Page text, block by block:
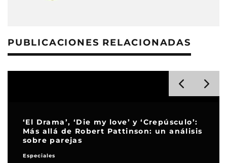
PUBLICACIONES RELACIONADAS
‘El Drama’, ‘Die my love’ y ‘Crepúsculo’:
Más allá de Robert Pattinson: un análisis
sobre parejas
Especiales